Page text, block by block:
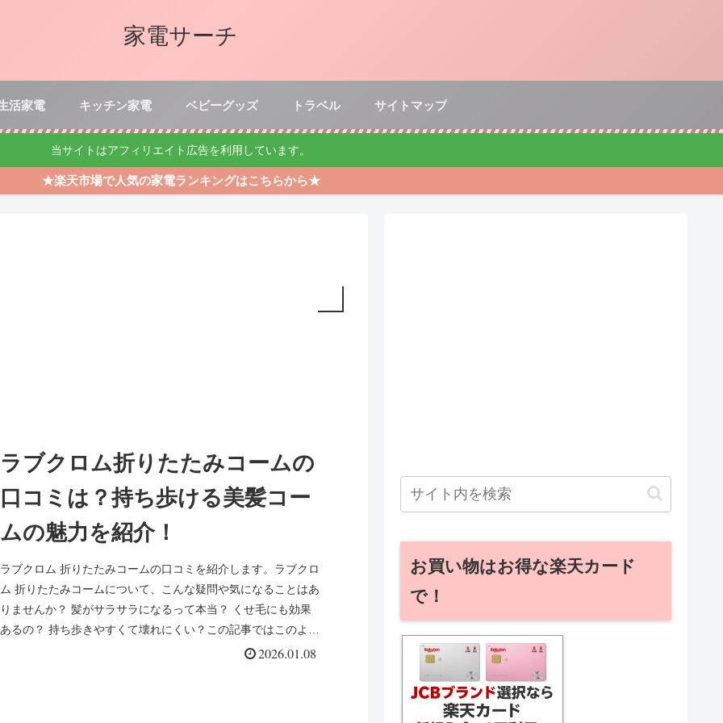
家電サーチ
活家電 キッチン家電 ベビーグッズ トラベル サイトマップ
当サイトはアフィリエイト広告を利用しています。
★楽天市場で人気の家電ランキングはこちらから★
ラブクロム折りたたみコームの
口コミは？持ち歩ける美髪コー
ムの魅力を紹介！
ラブクロム 折りたたみコームの口コミを紹介します。ラブクロ
ム 折りたたみコームについて、こんな疑問や気になることはあ
りませんか？ 髪がサラサラになるって本当？ くせ毛にも効果
あるの？ 持ち歩きやすくて壊れにくい？この記事ではこのよう
2026.01.08
お買い物はお得な楽天カード
で！